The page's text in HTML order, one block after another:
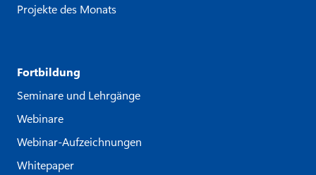
Projekte des Monats
Fortbildung
Seminare und Lehrgänge
Webinare
Webinar-Aufzeichnungen
Whitepaper